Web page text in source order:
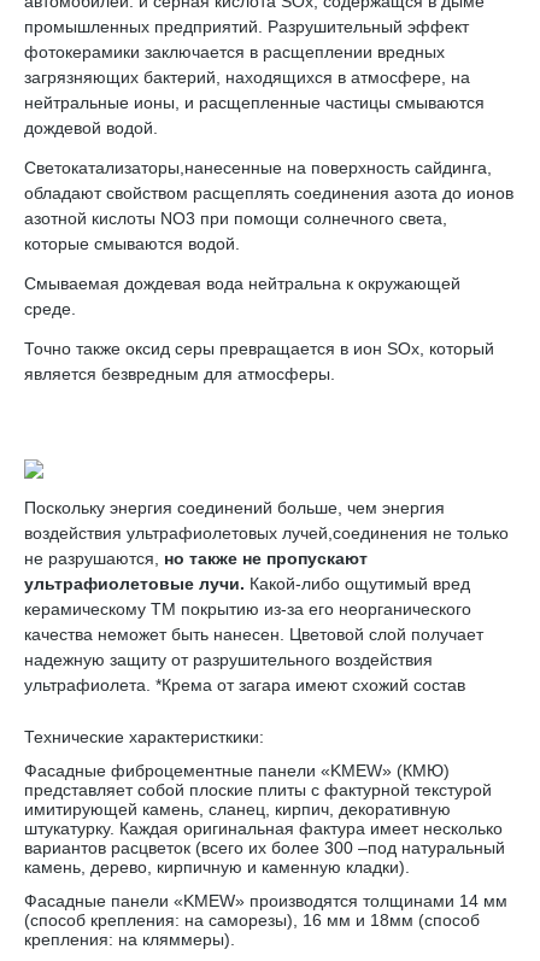
промышленных предприятий. Разрушительный эффект
фотокерамики заключается в расщеплении вредных
загрязняющих бактерий, находящихся в атмосфере, на
нейтральные ионы, и расщепленные частицы смываются
дождевой водой.
Светокатализаторы,нанесенные на поверхность сайдинга,
обладают свойством расщеплять соединения азота до ионов
азотной кислоты NO3 при помощи солнечного света,
которые смываются водой.
Смываемая дождевая вода нейтральна к окружающей
среде.
Точно также оксид серы превращается в ион SOx, который
является безвредным для атмосферы.
Поскольку энергия соединений больше, чем энергия
воздействия ультрафиолетовых лучей,соединения не только
не разрушаются, но также не пропускают
ультрафиолетовые лучи. Какой-либо ощутимый вред
керамическому TM покрытию из-за его неорганического
качества неможет быть нанесен. Цветовой слой получает
надежную защиту от разрушительного воздействия
ультрафиолета. *Крема от загара имеют схожий состав
Технические характеристкики:
Фасадные фиброцементные панели «KMEW» (КМЮ)
представляет собой плоские плиты с фактурной текстурой
имитирующей камень, сланец, кирпич, декоративную
штукатурку. Каждая оригинальная фактура имеет несколько
вариантов расцветок (всего их более 300 –под натуральный
камень, дерево, кирпичную и каменную кладки).
Фасадные панели «KMEW» производятся толщинами 14 мм
(способ крепления: на саморезы), 16 мм и 18мм (способ
крепления: на кляммеры).